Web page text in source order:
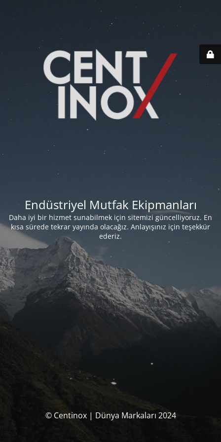
Endüstriyel Mutfak Ekipmanları
Daha iyi bir hizmet sunabilmek için sitemizi güncelliyoruz. En
kısa sürede tekrar yayında olacağız. Anlayışınız için teşekkür
ederiz.
© Centinox | Dünya Markaları 2024